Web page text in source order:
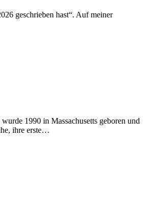
geschrieben hast“. Auf meiner
1990 in Massachusetts geboren und
ihre erste…